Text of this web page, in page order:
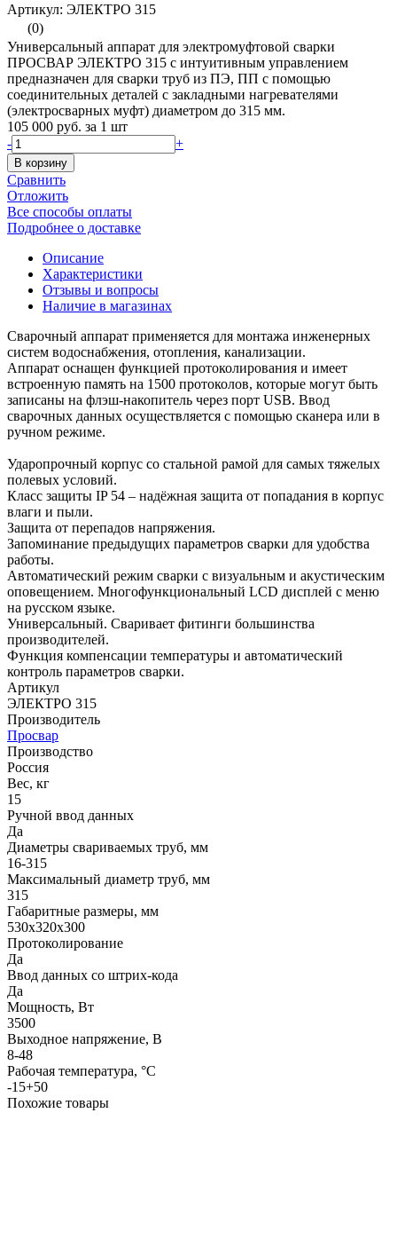
Артикул: ЭЛЕКТРО 315
(0)
Универсальный аппарат для электромуфтовой сварки
ПРОСВАР ЭЛЕКТРО 315 с интуитивным управлением
предназначен для сварки труб из ПЭ, ПП с помощью
соединительных деталей с закладными нагревателями
(электросварных муфт) диаметром до 315 мм.
105 000 руб. за 1 шт
-
+
В корзину
Сравнить
Отложить
Все способы оплаты
Подробнее о доставке
Описание
Характеристики
Отзывы и вопросы
Наличие в магазинах
Сварочный аппарат применяется для монтажа инженерных
систем водоснабжения, отопления, канализации.
Аппарат оснащен функцией протоколирования и имеет
встроенную память на 1500 протоколов, которые могут быть
записаны на флэш-накопитель через порт USB. Ввод
сварочных данных осуществляется с помощью сканера или в
ручном режиме.
Ударопрочный корпус со стальной рамой для самых тяжелых
полевых условий.
Класс защиты IP 54 – надёжная защита от попадания в корпус
влаги и пыли.
Защита от перепадов напряжения.
Запоминание предыдущих параметров сварки для удобства
работы.
Автоматический режим сварки с визуальным и акустическим
оповещением. Многофункциональный LCD дисплей с меню
на русском языке.
Универсальный. Сваривает фитинги большинства
производителей.
Функция компенсации температуры и автоматический
контроль параметров сварки.
Артикул
ЭЛЕКТРО 315
Производитель
Просвар
Производство
Россия
Вес, кг
15
Ручной ввод данных
Да
Диаметры свариваемых труб, мм
16-315
Максимальный диаметр труб, мм
315
Габаритные размеры, мм
530х320х300
Протоколирование
Да
Ввод данных со штрих-кода
Да
Мощность, Вт
3500
Выходное напряжение, В
8-48
Рабочая температура, °С
-15+50
Похожие товары